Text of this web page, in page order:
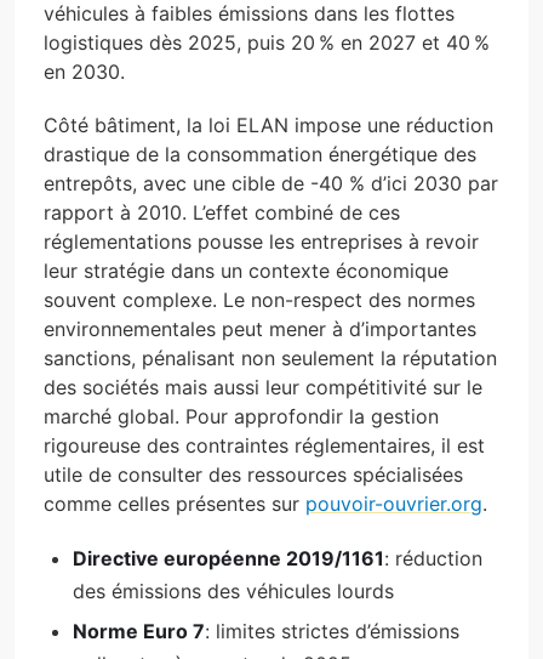
véhicules à faibles émissions dans les flottes
logistiques dès 2025, puis 20 % en 2027 et 40 %
en 2030.
Côté bâtiment, la loi ELAN impose une réduction
drastique de la consommation énergétique des
entrepôts, avec une cible de -40 % d’ici 2030 par
rapport à 2010. L’effet combiné de ces
réglementations pousse les entreprises à revoir
leur stratégie dans un contexte économique
souvent complexe. Le non-respect des normes
environnementales peut mener à d’importantes
sanctions, pénalisant non seulement la réputation
des sociétés mais aussi leur compétitivité sur le
marché global. Pour approfondir la gestion
rigoureuse des contraintes réglementaires, il est
utile de consulter des ressources spécialisées
comme celles présentes sur pouvoir-ouvrier.org.
Directive européenne 2019/1161: réduction
des émissions des véhicules lourds
Norme Euro 7: limites strictes d’émissions